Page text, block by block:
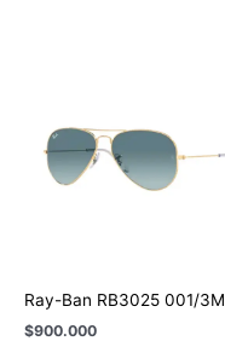
Ray-Ban RB3025 001/3M
$900.000